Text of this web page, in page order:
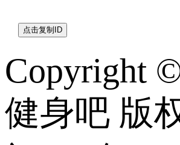
Copyright
健身吧 版